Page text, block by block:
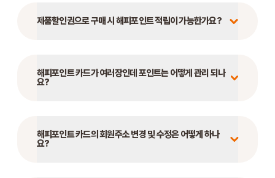
ORDER
창업문의
제품할인권으로 구매 시 해피포인트 적립이 가능한가요?
해피포인트 카드가 여러장인데 포인트는 어떻게 관리 되나
요?
해피포인트 카드의 회원주소 변경 및 수정은 어떻게 하나
요?